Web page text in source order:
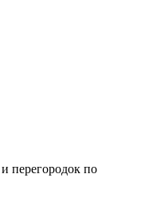
перегородок по